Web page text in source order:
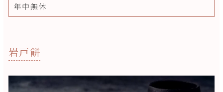
年中無休
岩戸餅